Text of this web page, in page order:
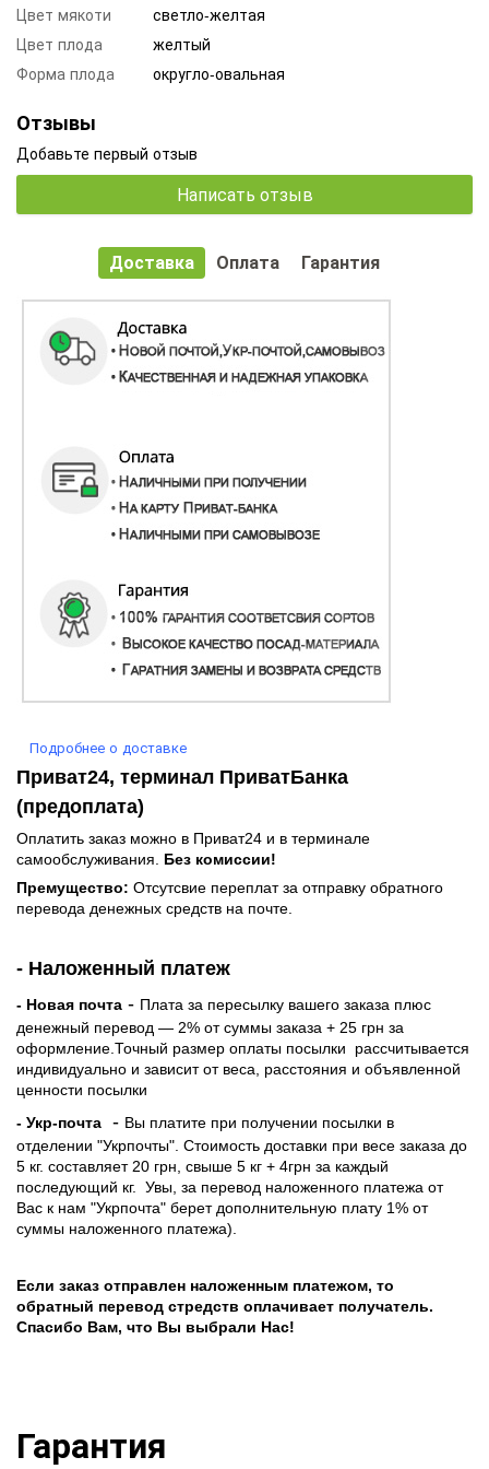
Цвет мякоти
светло-желтая
Цвет плода
желтый
Форма плода
округло-овальная
Отзывы
Добавьте первый отзыв
Написать отзыв
Доставка Оплата Гарантия
Подробнее о доставке
Приват24, терминал ПриватБанка
(предоплата)
Оплатить заказ можно в Приват24 и в терминале
самообслуживания. Без комиссии!
Премущество: Отсутсвие переплат за отправку обратного
перевода денежных средств на почте.
- Наложенный платеж
- Новая почта - Плата за пересылку вашего заказа плюс
денежный перевод — 2% от суммы заказа + 25 грн за
оформление.Точный размер оплаты посылки рассчитывается
индивидуально и зависит от веса, расстояния и объявленной
ценности посылки
- Укр-почта
- Вы платите при получении посылки в
отделении "Укрпочты". Стоимость доставки при весе заказа до
5 кг. составляет 20 грн, свыше 5 кг + 4грн за каждый
последующий кг. Увы, за перевод наложенного платежа от
Вас к нам "Укрпочта" берет дополнительную плату 1% от
суммы наложенного платежа).
Если заказ отправлен наложенным платежом, то
обратный перевод стредств оплачивает получатель.
Спасибо Вам, что Вы выбрали Нас!
Гарантия